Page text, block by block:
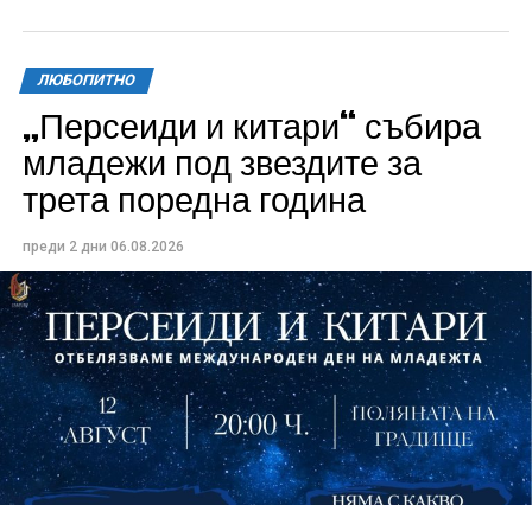
Всички събития ще се проведат в парк „Максим
Райкович“, срещу часовниковата кула, с вход
свободен. Програмата ще започне на 12 август с
изпълнители GoGo, Toria, ZoV & Vakavliev.
ЛЮБОПИТНО
„Персеиди и китари“ събира
младежи под звездите за
трета поредна година
преди 2 дни 06.08.2026